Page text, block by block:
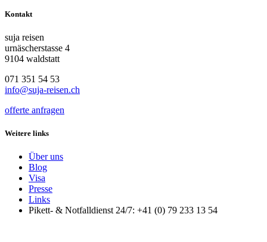
Kontakt
suja reisen
urnäscherstasse 4
9104 waldstatt
071 351 54 53
info@suja-reisen.ch
offerte anfragen
Weitere links
Über uns
Blog
Visa
Presse
Links
Pikett- & Notfalldienst 24/7: +41 (0) 79 233 13 54